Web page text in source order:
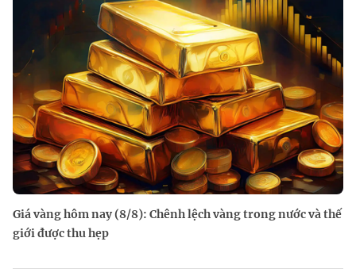
Giá vàng hôm nay (8/8): Chênh lệch vàng trong nước và thế
giới được thu hẹp